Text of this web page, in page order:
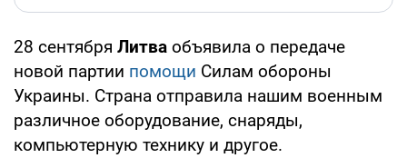
28 сентября Литва объявила о передаче
новой партии помощи Силам обороны
Украины. Страна отправила нашим военным
различное оборудование, снаряды,
компьютерную технику и другое.